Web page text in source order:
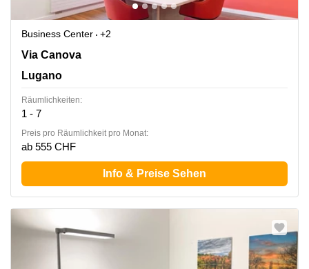
Business Center
+2
Via Canova 15, Lugano
Via Canova
Lugano
Räumlichkeiten:
1 - 7
Preis pro Räumlichkeit pro Monat:
ab 555 CHF
Info & Preise Sehen